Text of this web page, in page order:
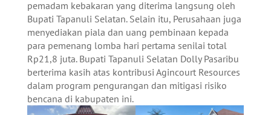
pemadam kebakaran yang diterima langsung oleh
Bupati Tapanuli Selatan. Selain itu, Perusahaan juga
menyediakan piala dan uang pembinaan kepada
para pemenang lomba hari pertama senilai total
Rp21,8 juta. Bupati Tapanuli Selatan Dolly Pasaribu
berterima kasih atas kontribusi Agincourt Resources
dalam program pengurangan dan mitigasi risiko
bencana di kabupaten ini.